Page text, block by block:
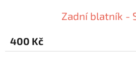
Zadní blatník -
400 Kč